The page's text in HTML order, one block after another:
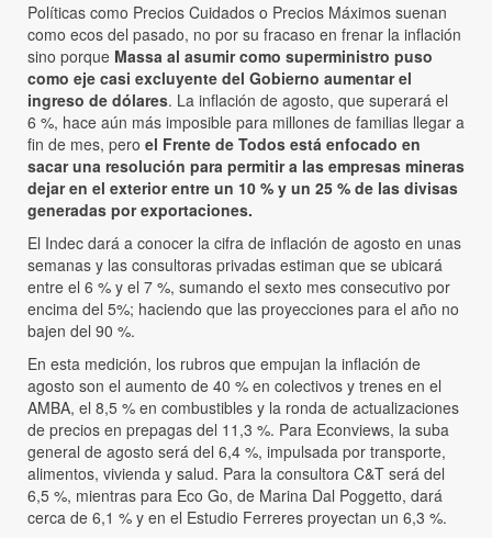
Políticas como Precios Cuidados o Precios Máximos suenan
como ecos del pasado, no por su fracaso en frenar la inflación
sino porque Massa al asumir como superministro puso
como eje casi excluyente del Gobierno aumentar el
ingreso de dólares. La inflación de agosto, que superará el
6 %, hace aún más imposible para millones de familias llegar a
fin de mes, pero el Frente de Todos está enfocado en
sacar una resolución para permitir a las empresas mineras
dejar en el exterior entre un 10 % y un 25 % de las divisas
generadas por exportaciones.
El Indec dará a conocer la cifra de inflación de agosto en unas
semanas y las consultoras privadas estiman que se ubicará
entre el 6 % y el 7 %, sumando el sexto mes consecutivo por
encima del 5%; haciendo que las proyecciones para el año no
bajen del 90 %.
En esta medición, los rubros que empujan la inflación de
agosto son el aumento de 40 % en colectivos y trenes en el
AMBA, el 8,5 % en combustibles y la ronda de actualizaciones
de precios en prepagas del 11,3 %. Para Econviews, la suba
general de agosto será del 6,4 %, impulsada por transporte,
alimentos, vivienda y salud. Para la consultora C&T será del
6,5 %, mientras para Eco Go, de Marina Dal Poggetto, dará
cerca de 6,1 % y en el Estudio Ferreres proyectan un 6,3 %.